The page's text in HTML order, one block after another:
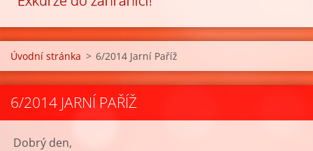
Úvodní stránka > 6/2014 Jarní Paříž
6/2014 JARNÍ PAŘÍŽ
Dobrý den,